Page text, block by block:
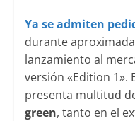
Ya se admiten
durante
lanzamiento al
versión «Edition 1».
presenta multitud
green, tanto en el